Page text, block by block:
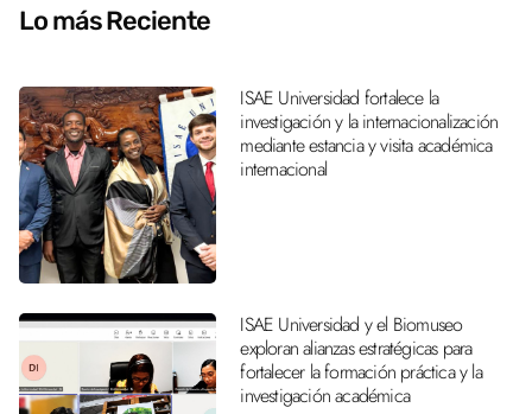
Lo más Reciente
ISAE Universidad fortalece la
investigación y la internacionalización
mediante estancia y visita académica
internacional
ISAE Universidad y el Biomuseo
exploran alianzas estratégicas para
fortalecer la formación práctica y la
investigación académica